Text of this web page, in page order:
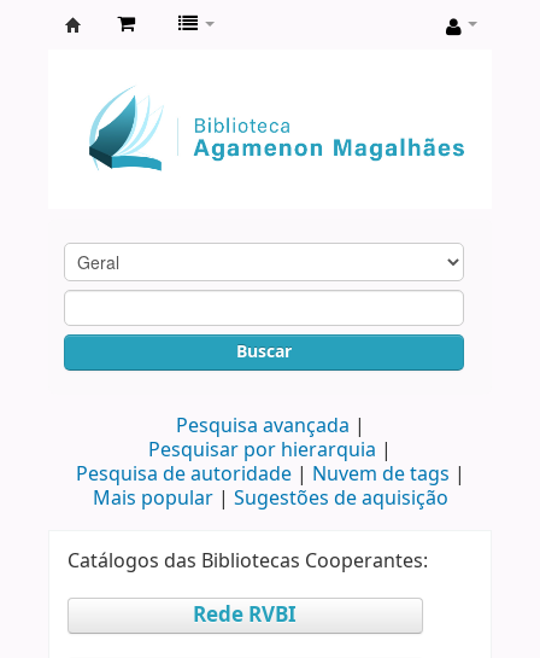
Agamenon
Magalhães
Buscar
Pesquisa avançada
Pesquisar por hierarquia
Pesquisa de autoridade
Nuvem de tags
Mais popular
Sugestões de aquisição
Catálogos das Bibliotecas Cooperantes:
Rede RVBI